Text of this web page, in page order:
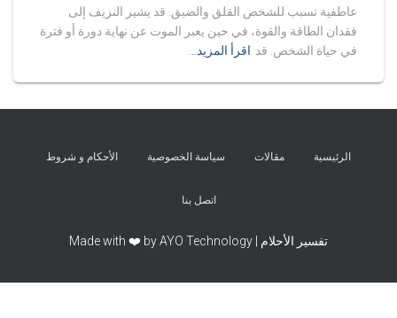
عاطفية تسبب للشخص القلق والضيق. قد يشير النزيف إلى
فقدان الطاقة والقوة، في حين يعبر الموت عن نهاية دورة أو فترة
في حياة الشخص. قد اقرأ المزيد…
الرئيسية مقالات سياسة الخصوصية الأحكام و شروط
اتصل بنا
تفسير الأحلام | Made with ❤️ by AYO Technology